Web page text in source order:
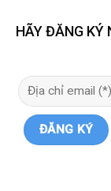
HÃY ĐĂNG KÝ